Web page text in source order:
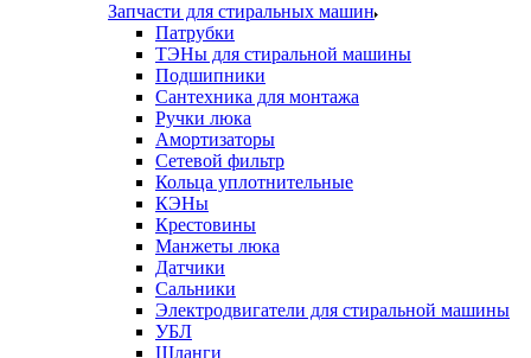
Запчасти для стиральных машин
Патрубки
ТЭНы для стиральной машины
Подшипники
Сантехника для монтажа
Ручки люка
Амортизаторы
Сетевой фильтр
Кольца уплотнительные
КЭНы
Крестовины
Манжеты люка
Датчики
Сальники
Электродвигатели для стиральной машины
УБЛ
Шланги